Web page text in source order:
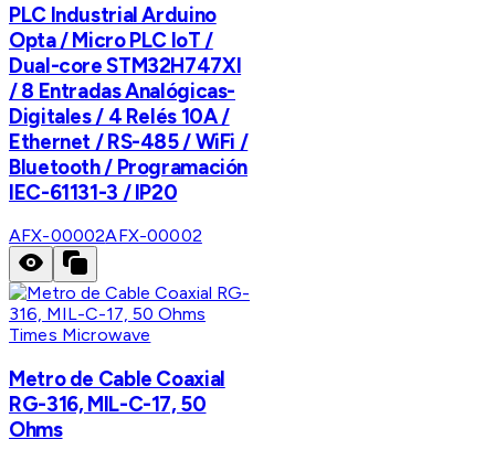
PLC Industrial Arduino
Opta / Micro PLC IoT /
Dual-core STM32H747XI
/ 8 Entradas Analógicas-
Digitales / 4 Relés 10A /
Ethernet / RS-485 / WiFi /
Bluetooth / Programación
IEC-61131-3 / IP20
AFX-00002AFX-00002
Times Microwave
Metro de Cable Coaxial
RG-316, MIL-C-17, 50
Ohms